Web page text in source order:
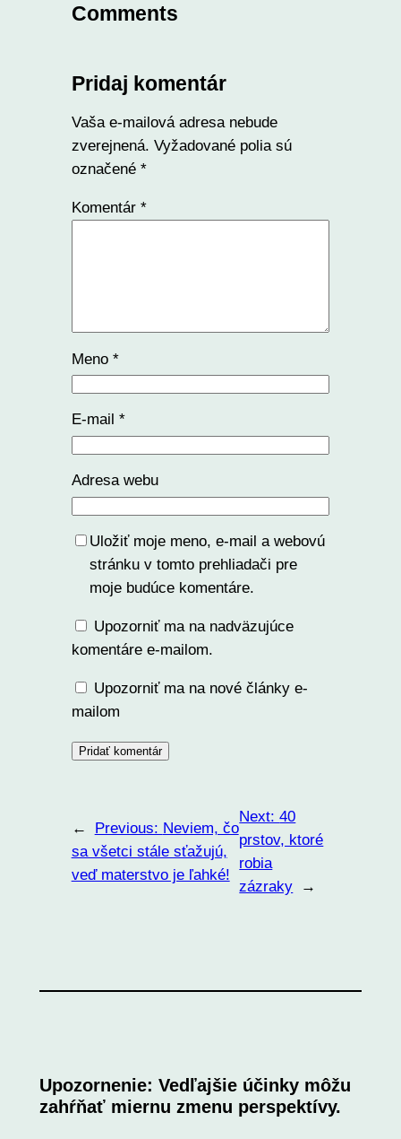
Comments
Pridaj komentár
Vaša e-mailová adresa nebude
zverejnená. Vyžadované polia sú
označené *
Komentár *
Meno *
E-mail *
Adresa webu
Uložiť moje meno, e-mail a webovú
stránku v tomto prehliadači pre
moje budúce komentáre.
Upozorniť ma na nadväzujúce
komentáre e-mailom.
Upozorniť ma na nové články e-
mailom
← Previous: Neviem, čo
sa všetci stále sťažujú,
veď materstvo je ľahké!
Next:40
prstov, ktoré
robia
zázraky
→
Upozornenie: Vedľajšie účinky môžu
zahŕňať miernu zmenu perspektívy.